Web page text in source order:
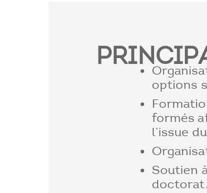
options
formés
l’issue
Soutien
doctorat.